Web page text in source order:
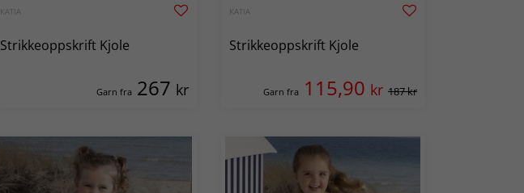
KATIA
Strikkeoppskrift Kjole
Garn fra 267 kr
KATIA
Strikkeoppskrift Kjole
Garn fra 115,90 kr 187 kr